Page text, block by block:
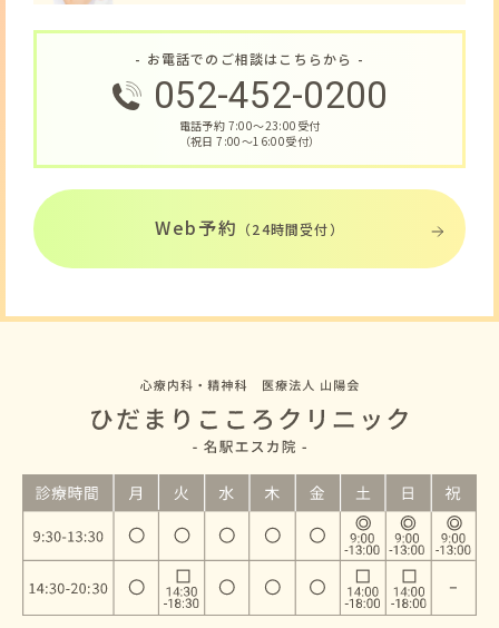
- お電話でのご相談はこちらから -
052-452-0200
電話予約 7:00〜23:00受付
（祝日 7:00〜16:00受付）
Web予約 （24時間受付）